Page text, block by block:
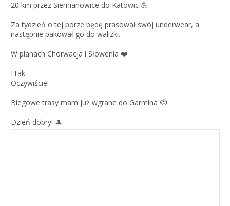
20 km przez Siemianowice do Katowic 💪
Za tydzień o tej porze będę prasował swój underwear, a
następnie pakował go do walizki.
W planach Chorwacja i Słowenia ❤️
I tak.
Oczywiście!
Biegowe trasy mam już wgrane do Garmina 🫡
Dzień dobry! 🎩